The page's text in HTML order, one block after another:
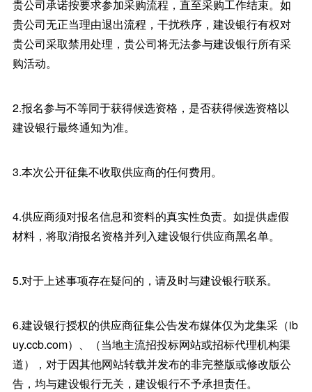
贵公司承诺按要求参加采购流程，直至采购工作结束。如
贵公司无正当理由退出流程，干扰秩序，建设银行有权对
贵公司采取禁用处理，贵公司将无法参与建设银行所有采
购活动。
2.报名参与不等同于获得候选资格，是否获得候选资格以
建设银行最终通知为准。
3.本次公开征集不收取供应商的任何费用。
4.供应商须对报名信息和资料的真实性负责。如提供虚假
材料，将取消报名资格并列入建设银行供应商黑名单。
5.对于上述事项存在疑问的，请及时与建设银行联系。
6.建设银行授权的供应商征集公告发布媒体仅为龙集采（ib
uy.ccb.com）、（当地主流招投标网站或招标代理机构渠
道），对于因其他网站转载并发布的非完整版或修改版公
告，均与建设银行无关，建设银行不予承担责任。